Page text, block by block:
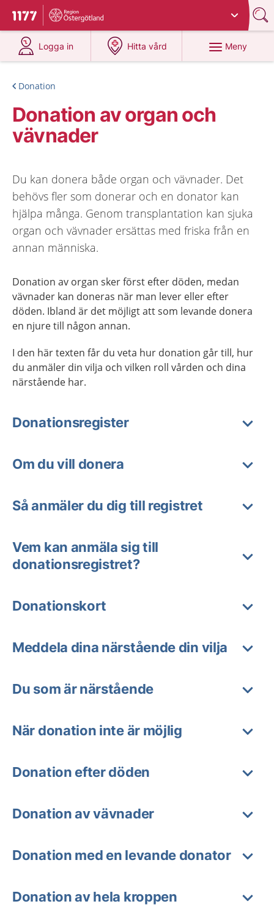
Till startsidan för 1177
Du har valt region
Logga in
på 1177.se
Hitta vård
på 1177.se
Meny
Donation
Donation av organ och
vävnader
Du kan donera både organ och vävnader. Det
behövs fler som donerar och en donator kan
hjälpa många. Genom transplantation kan sjuka
organ och vävnader ersättas med friska från en
annan människa.
Donation av organ sker först efter döden, medan
vävnader kan doneras när man lever eller efter
döden. Ibland är det möjligt att som levande donera
en njure till någon annan.
I den här texten får du veta hur donation går till, hur
du anmäler din vilja och vilken roll vården och dina
närstående har.
Donationsregister
Om du vill donera
Så anmäler du dig till registret
Vem kan anmäla sig till
donationsregistret?
Donationskort
Meddela dina närstående din vilja
Du som är närstående
När donation inte är möjlig
Donation efter döden
Donation av vävnader
Donation med en levande donator
Donation av hela kroppen